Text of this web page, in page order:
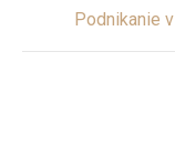
Podnikanie